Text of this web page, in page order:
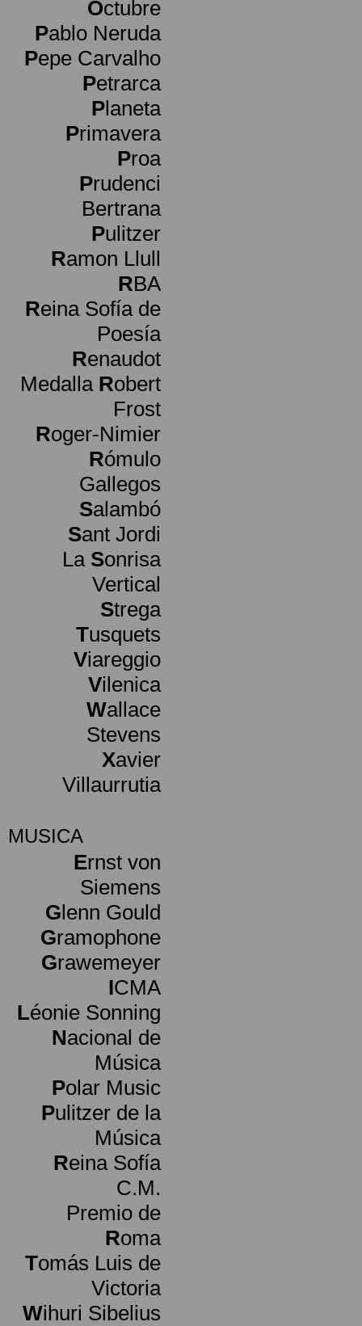
Octubre
Pablo Neruda
Pepe Carvalho
Petrarca
Planeta
Primavera
Proa
Prudenci
Bertrana
Pulitzer
Ramon Llull
RBA
Reina Sofía de
Poesía
Renaudot
Medalla Robert
Frost
Roger-Nimier
Rómulo
Gallegos
Salambó
Sant Jordi
La Sonrisa
Vertical
Strega
Tusquets
Viareggio
Vilenica
Wallace
Stevens
Xavier
Villaurrutia
MUSICA
Ernst von
Siemens
Glenn Gould
Gramophone
Grawemeyer
ICMA
Léonie Sonning
Nacional de
Música
Polar Music
Pulitzer de la
Música
Reina Sofía
C.M.
Premio de
Roma
Tomás Luis de
Victoria
Wihuri Sibelius